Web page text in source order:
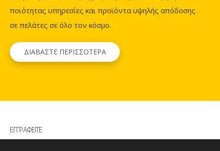
ποιότητας υπηρεσίες και προϊόντα υψηλής απόδοσης
σε πελάτες σε όλο τον κόσμο.
ΔΙΑΒΑΣΤΕ ΠΕΡΙΣΣΟΤΕΡΑ
ΕΓΓΡΑΦΕΙΤΕ